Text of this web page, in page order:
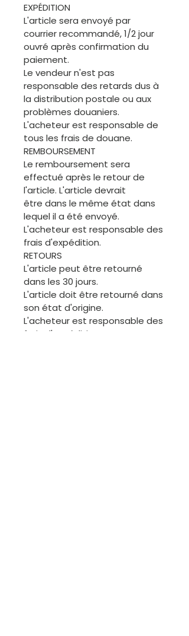
EXPÉDITION
L'article sera envoyé par
courrier recommandé, 1/2 jour
ouvré après confirmation du
paiement.
Le vendeur n'est pas
responsable des retards dus à
la distribution postale ou aux
problèmes douaniers.
L'acheteur est responsable de
tous les frais de douane.
REMBOURSEMENT
Le remboursement sera
effectué après le retour de
l'article. L'article devrait
être dans le même état dans
lequel il a été envoyé.
L'acheteur est responsable des
frais d'expédition.
RETOURS
L'article peut être retourné
dans les 30 jours.
L'article doit être retourné dans
son état d'origine.
L'acheteur est responsable des
frais d'expédition